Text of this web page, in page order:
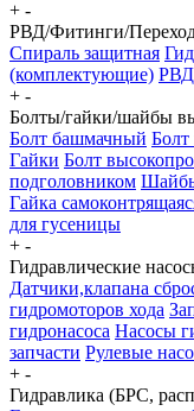
+ -
РВД/Фитинги/
Спираль защитная
(комплектующие) РВД
+ -
Болты/гайки/шайбы
Болт башмачный
Гайки Болт
подголовником
Гайка
для гусеницы
+ -
Гидравлические
Датчики,клапана
гидромоторов хода
гидронасоса Насосы
запчасти Рулевые
+ -
Гидравлика (БРС,